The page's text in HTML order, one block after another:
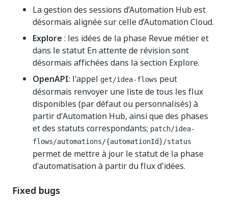
La gestion des sessions d’Automation Hub est
désormais alignée sur celle d’Automation Cloud.
Explore : les idées de la phase Revue métier et
dans le statut En attente de révision sont
désormais affichées dans la section Explore.
OpenAPI: l'appel get/idea-flows peut
désormais renvoyer une liste de tous les flux
disponibles (par défaut ou personnalisés) à
partir d'Automation Hub, ainsi que des phases
et des statuts correspondants; patch/idea-
flows/automations/{automationId}/status
permet de mettre à jour le statut de la phase
d'automatisation à partir du flux d'idées.
Fixed bugs